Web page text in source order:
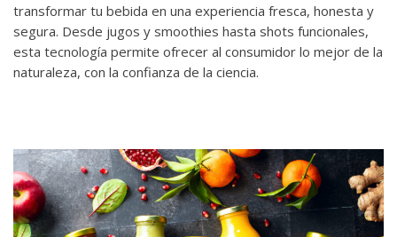
transformar tu bebida en una experiencia fresca, honesta y
segura. Desde jugos y smoothies hasta shots funcionales,
esta tecnología permite ofrecer al consumidor lo mejor de la
naturaleza, con la confianza de la ciencia.